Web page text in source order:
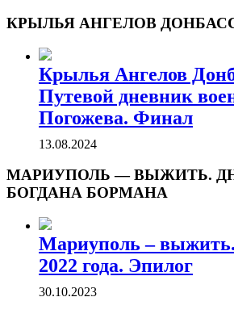
КРЫЛЬЯ АНГЕЛОВ
Крылья Ангелов
Путевой дневник
Погожева. Финал
13.08.2024
МАРИУПОЛЬ — ВЫЖИТЬ.
БОГДАНА БОРМАНА
Мариуполь – выжить.
2022 года. Эпилог
30.10.2023